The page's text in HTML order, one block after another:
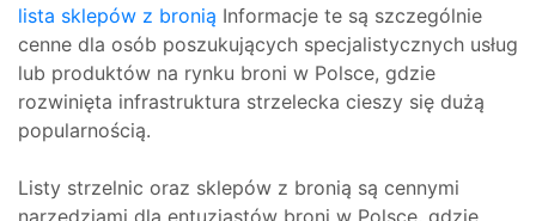
lista sklepów z bronią Informacje te są szczególnie
cenne dla osób poszukujących specjalistycznych usług
lub produktów na rynku broni w Polsce, gdzie
rozwinięta infrastruktura strzelecka cieszy się dużą
popularnością.
Listy strzelnic oraz sklepów z bronią są cennymi
narzędziami dla entuzjastów broni w Polsce, gdzie